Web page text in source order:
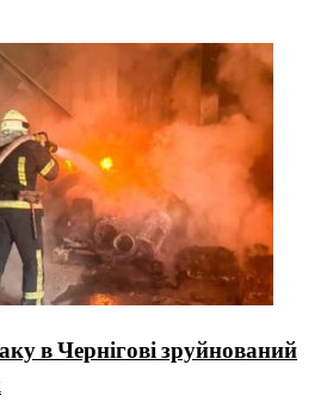
в Чернігові зруйнований